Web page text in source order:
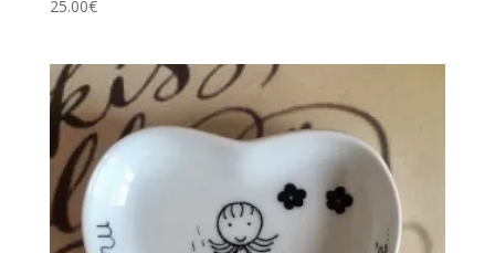
25.00€